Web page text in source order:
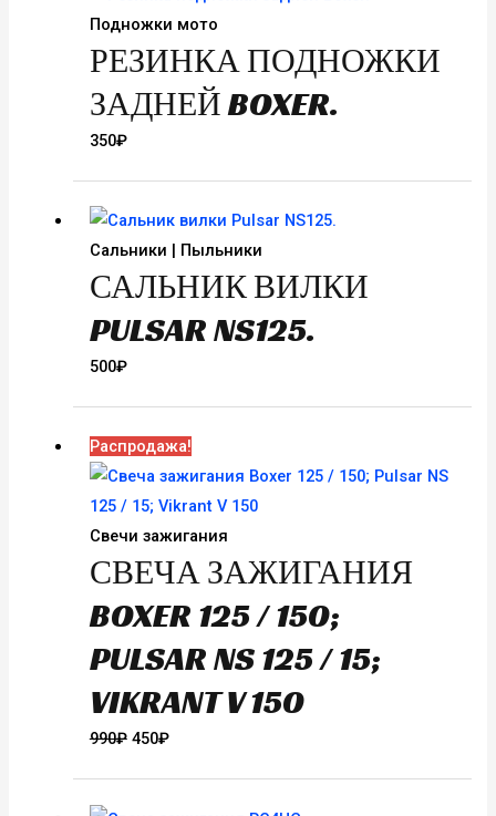
Подножки мото
РЕЗИНКА ПОДНОЖКИ
ЗАДНЕЙ BOXER.
350₽
Сальники | Пыльники
САЛЬНИК ВИЛКИ
PULSAR NS125.
500₽
Распродажа!
Свечи зажигания
СВЕЧА ЗАЖИГАНИЯ
BOXER 125 / 150;
PULSAR NS 125 / 15;
VIKRANT V 150
990₽ Первоначальная
450₽Текущая